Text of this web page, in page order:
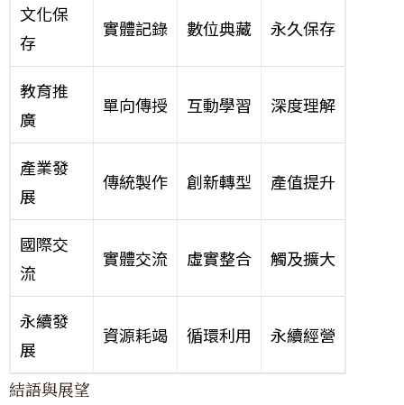
文化保
存
實體記錄 數位典藏 永久保存
教育推
廣
單向傳授 互動學習 深度理解
產業發
展
傳統製作 創新轉型 產值提升
國際交
流
實體交流 虛實整合 觸及擴大
永續發
展
資源耗竭 循環利用 永續經營
結語與展望